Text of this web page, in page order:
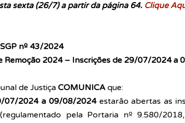
sexta (26/7) a partir da página 64. Clique
nº 43/2024
Remoção 2024 – Inscrições de 29/07/2024 a
de Justiça COMUNICA que:
07/2024 a 09/08/2024 estarão abertas as
pela Portaria nº 9.580/